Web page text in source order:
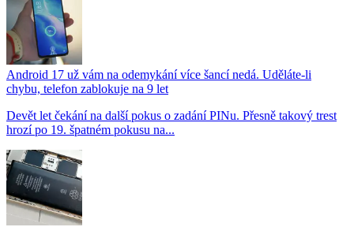
Android 17 už vám na odemykání více šancí nedá. Uděláte-li
chybu, telefon zablokuje na 9 let
Devět let čekání na další pokus o zadání PINu. Přesně takový trest
hrozí po 19. špatném pokusu na...